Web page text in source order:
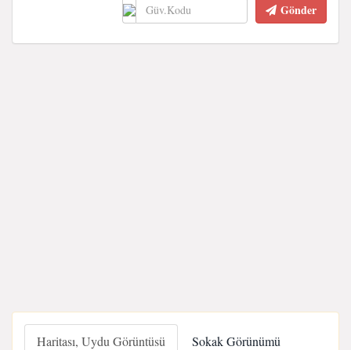
Gönder
Haritası, Uydu Görüntüsü Sokak Görünümü